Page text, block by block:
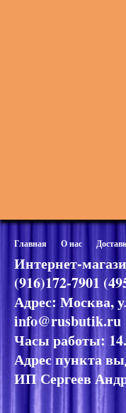
Главная О нас
Интернет-
(916)172-7901
Адрес: Москва,
info@rusbutik.ru
Часы работы:
Адрес пункта
ИП Сергеев